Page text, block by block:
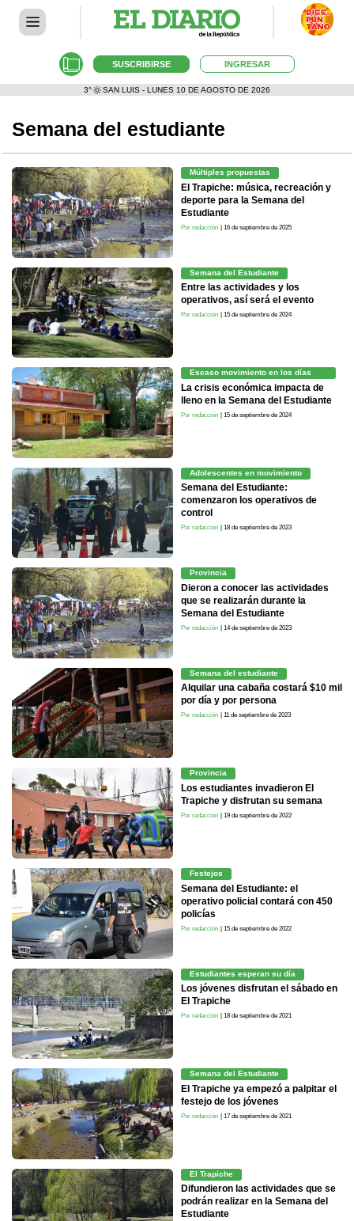
SUSCRIBIRSE INGRESAR
3° SAN LUIS - LUNES 10 DE AGOSTO DE 2026
Semana del estudiante
Múltiples propuestas
El Trapiche: música, recreación y
deporte para la Semana del
Estudiante
Por redacción | 16 de septiembre de 2025
Semana del Estudiante
Entre las actividades y los
operativos, así será el evento
Por redacción | 15 de septiembre de 2024
Escaso movimiento en los días
previos
La crisis económica impacta de
lleno en la Semana del Estudiante
Por redacción | 15 de septiembre de 2024
Adolescentes en movimiento
Semana del Estudiante:
comenzaron los operativos de
control
Por redacción | 18 de septiembre de 2023
Provincia
Dieron a conocer las actividades
que se realizarán durante la
Semana del Estudiante
Por redacción | 14 de septiembre de 2023
Semana del estudiante
Alquilar una cabaña costará $10 mil
por día y por persona
Por redacción | 11 de septiembre de 2023
Provincia
Los estudiantes invadieron El
Trapiche y disfrutan su semana
Por redacción | 19 de septiembre de 2022
Festejos
Semana del Estudiante: el
operativo policial contará con 450
policías
Por redacción | 15 de septiembre de 2022
Estudiantes esperan su día
Los jóvenes disfrutan el sábado en
El Trapiche
Por redacción | 18 de septiembre de 2021
Semana del Estudiante
El Trapiche ya empezó a palpitar el
festejo de los jóvenes
Por redacción | 17 de septiembre de 2021
El Trapiche
Difundieron las actividades que se
podrán realizar en la Semana del
Estudiante